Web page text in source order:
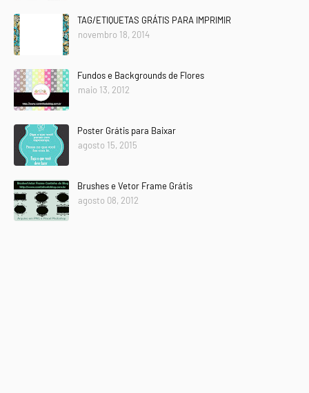
TAG/ETIQUETAS GRÁTIS PARA IMPRIMIR
novembro 18, 2014
Fundos e Backgrounds de Flores
maio 13, 2012
Poster Grátis para Baixar
agosto 15, 2015
Brushes e Vetor Frame Grátis
agosto 08, 2012